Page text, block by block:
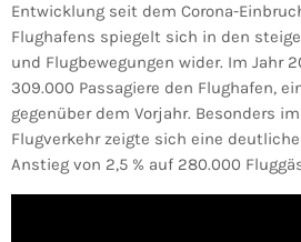
Entwicklung seit dem Corona-
Flughafens spiegelt sich in den
und Flugbewegungen wider. Im Jahr
309.000 Passagiere den Flughafen,
gegenüber dem Vorjahr. Besonders
Flugverkehr zeigte sich eine
Anstieg von 2,5 % auf 280.000